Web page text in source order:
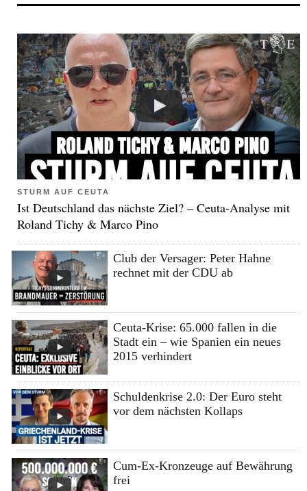
STURM AUF CEUTA
Ist Deutschland das nächste Ziel? – Ceuta-Analyse mit
Roland Tichy & Marco Pino
Club der Versager: Peter Hahne
rechnet mit der CDU ab
Ceuta-Krise: 65.000 fallen in die
Stadt ein – wie Spanien ein neues
2015 verhindert
Schuldenkrise 2.0: Der Euro steht
vor dem nächsten Kollaps
Cum-Ex-Kronzeuge auf Bewährung
frei